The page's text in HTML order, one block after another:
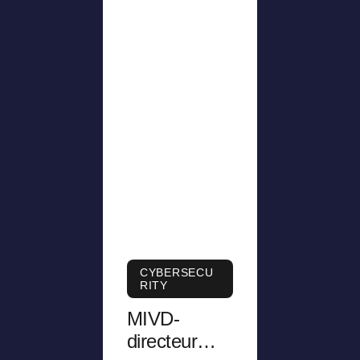
CYBERSECU
RITY
MIVD-
directeur